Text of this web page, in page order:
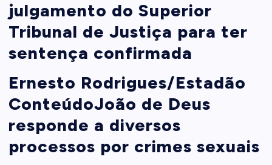
julgamento do Superior
Tribunal de Justiça para ter
sentença confirmada
Ernesto Rodrigues/Estadão
ConteúdoJoão de Deus
responde a diversos
processos por crimes sexuais